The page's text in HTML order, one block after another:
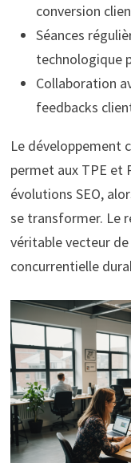
conversion
Séances
technologique
Collaboration
feedbacks
Le développement
permet aux TPE et
évolutions SEO,
se transformer. Le
véritable vecteur
concurrentielle